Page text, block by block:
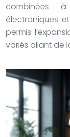
combinées
électroniques
permis
variés allant de